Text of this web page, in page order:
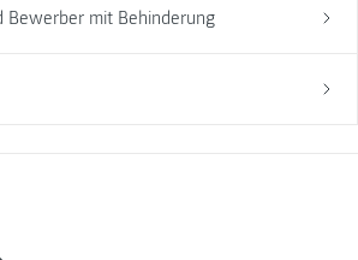
Bewerber mit Behinderung